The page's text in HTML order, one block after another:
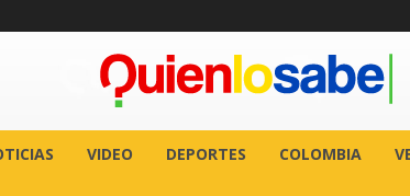
VIDEO DEPORTES COLOMBIA